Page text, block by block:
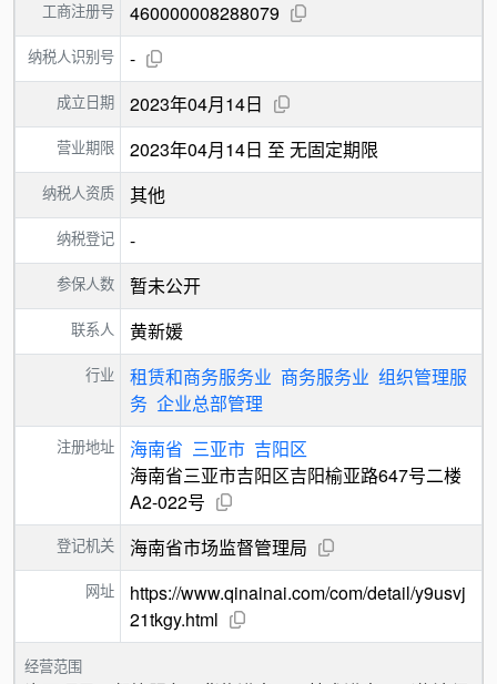
工商注册号 460000008288079
纳税人识别号 -
成立日期 2023年04月14日
营业期限 2023年04月14日 至 无固定期限
纳税人资质 其他
纳税登记 -
参保人数 暂未公开
联系人 黄新媛
行业 租赁和商务服务业 商务服务业 组织管理服
务 企业总部管理
注册地址 海南省 三亚市 吉阳区
海南省三亚市吉阳区吉阳榆亚路647号二楼
A2-022号
登记机关 海南省市场监督管理局
网址
https://www.qinainai.com/com/detail/y9usvj
21tkgy.html
经营范围